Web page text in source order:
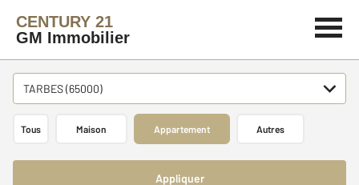
CENTURY 21
GM Immobilier
TARBES (65000)
Tous Maison Appartement Autres
Appliquer